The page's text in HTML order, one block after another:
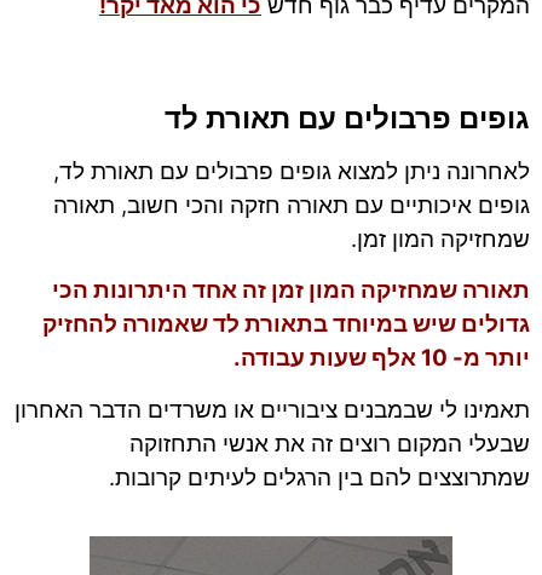
המקרים עדיף כבר גוף חדש כי הוא מאד יקר!
גופים פרבולים עם תאורת לד
לאחרונה ניתן למצוא גופים פרבולים עם תאורת לד,
גופים איכותיים עם תאורה חזקה והכי חשוב, תאורה
שמחזיקה המון זמן.
תאורה שמחזיקה המון זמן זה אחד היתרונות הכי
גדולים שיש במיוחד בתאורת לד שאמורה להחזיק
יותר מ- 10 אלף שעות עבודה.
תאמינו לי שבמבנים ציבוריים או משרדים הדבר האחרון
שבעלי המקום רוצים זה את אנשי התחזוקה
שמתרוצצים להם בין הרגלים לעיתים קרובות.